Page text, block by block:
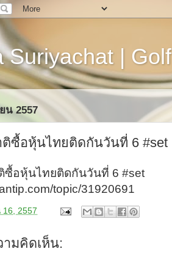
Suriyachat | Golf
น 2557
ติซื้อหุ้นไทยติดกันวันที่ 6 #set
ซื้อหุ้นไทยติดกันวันที่ 6 #set
topic/31920691
16, 2557
มคิดเห็น: